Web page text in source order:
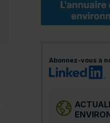
Abonnez-vous à